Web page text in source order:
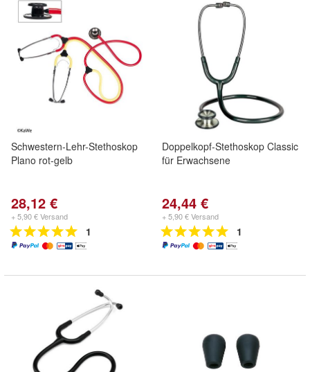
Schwestern-Lehr-Stethoskop
Plano rot-gelb
28,12 €
+ 5,90 € Versand
1
Doppelkopf-Stethoskop Classic
für Erwachsene
24,44 €
+ 5,90 € Versand
1